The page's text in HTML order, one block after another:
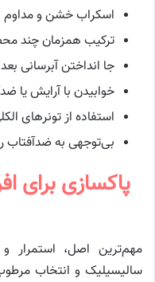
اسکراب خشن و مداوم
ترکیب همزمان چند
جا انداختن آبرسانی بعد
خوابیدن با آرایش یا
استفاده از تونرهای
بی‌توجهی به ضدآفتاب
پاکسازی برای
مهم‌ترین اصل، استمرار
سالیسیلیک و انتخاب